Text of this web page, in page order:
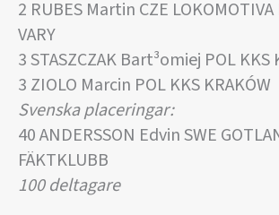
2 RUBES Martin CZE LOKOMOTIVA
VARY
3 STASZCZAK Bart³omiej POL KKS
3 ZIOLO Marcin POL KKS KRAKÓW
Svenska placeringar:
40 ANDERSSON Edvin SWE
FÄKTKLUBB
100 deltagare